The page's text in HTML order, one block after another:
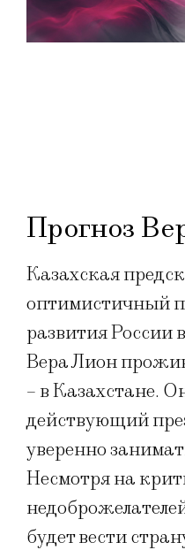
Прогноз
Казахская
оптимистичный
развития России
Вера Лион
– в Казахстане.
действующий
уверенно
Несмотря на
будет вести